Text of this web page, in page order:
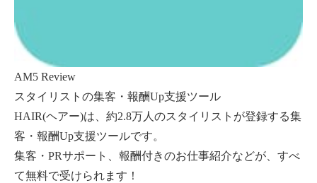
AM5 Review
スタイリストの集客・報酬Up支援ツール
HAIR(ヘアー)は、約2.8万人のスタイリストが登録する集
客・報酬Up支援ツールです。
集客・PRサポート、報酬付きのお仕事紹介などが、すべ
て無料で受けられます！